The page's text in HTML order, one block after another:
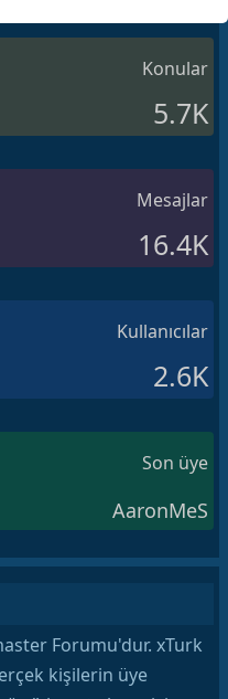
Konular
5.7K
Mesajlar
16.4K
Kullanıcılar
2.6K
Son üye
AaronMeS
Forumu'dur. xTurk
kişilerin üye